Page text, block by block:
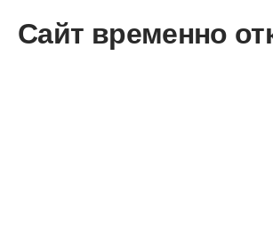
Сайт временно